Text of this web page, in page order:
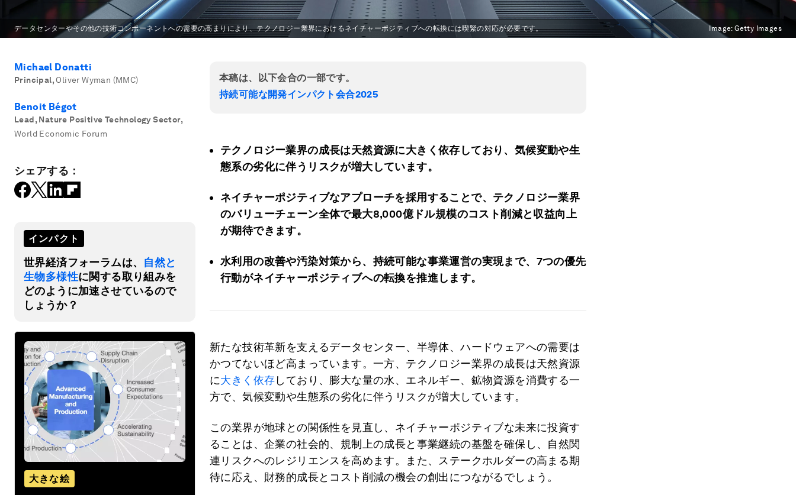
データセンターやその他の技術コンポーネントへの需要の高まりにより、テクノロジー業界におけるネイチャーポジティブへの転換には喫緊の対応が必要です。 Image:Getty Images
Michael Donatti
Principal, Oliver Wyman (MMC)
Benoit Bégot
Lead, Nature Positive Technology Sector,
World Economic Forum
シェアする：
インパクト
世界経済フォーラムは、 自然と
生物多様性に関する取り組みを
どのように加速させているので
しょうか？
大きな絵
本稿は、以下会合の一部です。
持続可能な開発インパクト会合2025
テクノロジー業界の成長は天然資源に大きく依存しており、気候変動や生
態系の劣化に伴うリスクが増大しています。
ネイチャーポジティブなアプローチを採用することで、テクノロジー業界
のバリューチェーン全体で最大8,000億ドル規模のコスト削減と収益向上
が期待できます。
水利用の改善や汚染対策から、持続可能な事業運営の実現まで、7つの優先
行動がネイチャーポジティブへの転換を推進します。
新たな技術革新を支えるデータセンター、半導体、ハードウェアへの需要は
かつてないほど高まっています。一方、テクノロジー業界の成長は天然資源
に大きく依存しており、膨大な量の水、エネルギー、鉱物資源を消費する一
方で、気候変動や生態系の劣化に伴うリスクが増大しています。
この業界が地球との関係性を見直し、ネイチャーポジティブな未来に投資す
ることは、企業の社会的、規制上の成長と事業継続の基盤を確保し、自然関
連リスクへのレジリエンスを高めます。また、ステークホルダーの高まる期
待に応え、財務的成長とコスト削減の機会の創出につながるでしょう。